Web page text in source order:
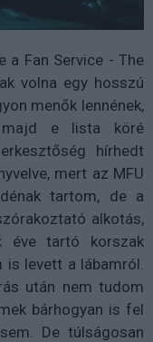
a Fan Service - The
volna egy hosszú
menők lennének,
majd e lista köré
hírhedt
mert az MFU
tartom, de a
alkotás,
éve tartó korszak
is levett a lábamról.
után nem tudom
bárhogyan is fel
De túlságosan